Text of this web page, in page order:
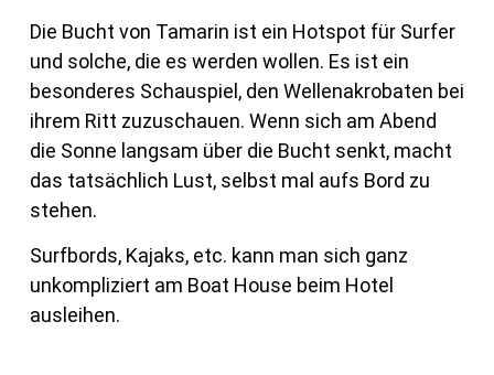
Die Bucht von Tamarin ist ein Hotspot für Surfer
und solche, die es werden wollen. Es ist ein
besonderes Schauspiel, den Wellenakrobaten bei
ihrem Ritt zuzuschauen. Wenn sich am Abend
die Sonne langsam über die Bucht senkt, macht
das tatsächlich Lust, selbst mal aufs Bord zu
stehen.
Surfbords, Kajaks, etc. kann man sich ganz
unkompliziert am Boat House beim Hotel
ausleihen.